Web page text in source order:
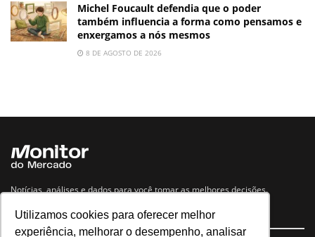
Utilizamos cookies para oferecer melhor
experiência, melhorar o desempenho, analisar
Michel Foucault defendia que o poder
também influencia a forma como pensamos e
enxergamos a nós mesmos
8 DE AGOSTO DE 2026
Notícias, análises e dados para você tomar as melhores decisões.
Navegue no site